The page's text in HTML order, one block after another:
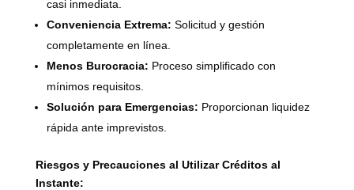
casi inmediata.
Conveniencia Extrema: Solicitud y gestión
completamente en línea.
Menos Burocracia: Proceso simplificado con
mínimos requisitos.
Solución para Emergencias: Proporcionan liquidez
rápida ante imprevistos.
Riesgos y Precauciones al Utilizar Créditos al
Instante: